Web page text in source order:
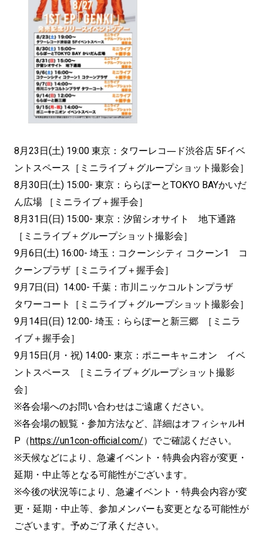
8月23日(土) 19:00 東京：タワーレコ―ド渋谷店 5Fイベ
ントスペース［ミニライブ＋グループショット撮影会］
8月30日(土) 15:00- 東京：ららぽーとTOKYO BAYかいだ
ん広場 ［ミニライブ＋握手会］
8月31日(日) 15:00- 東京：汐留シオサイト 地下通路
［ミニライブ＋グループショット撮影会］
9月6日(土) 16:00- 埼玉：コクーンシティ コクーン1 コ
クーンプラザ［ミニライブ＋握手会］
9月7日(日) 14:00- 千葉：市川ニッケコルトンプラザ
タワーコート［ミニライブ＋グループショット撮影会］
9月14日(日) 12:00- 埼玉：ららぽーと新三郷 ［ミニラ
イブ＋握手会］
9月15日(月・祝) 14:00- 東京：ポニーキャニオン イベ
ントスペース ［ミニライブ＋グループショット撮影
会］
※各会場へのお問い合わせはご遠慮ください。
※各会場の観覧・参加方法など、詳細はオフィシャルH
P（https://un1con-official.com/）でご確認ください。
※天候などにより、急遽イベント・特典会内容が変更・
延期・中止等となる可能性がございます。
※今後の状況等により、急遽イベント・特典会内容が変
更・延期・中止等、参加メンバーも変更となる可能性が
ございます。予めご了承ください。